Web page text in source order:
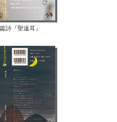
詩『聖遠耳』